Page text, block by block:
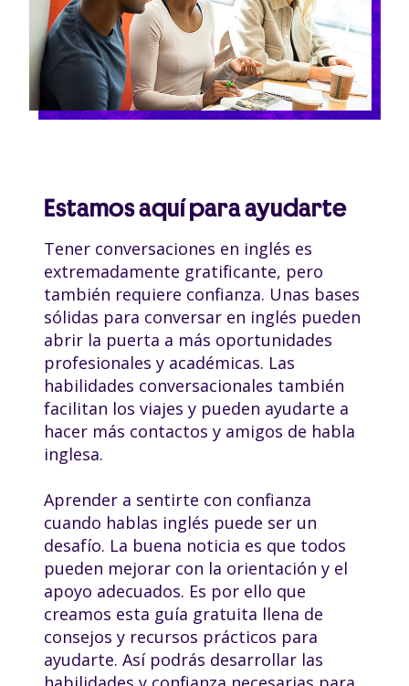
Estamos aquí para ayudarte
Tener conversaciones en inglés es
extremadamente gratificante, pero
también requiere confianza. Unas bases
sólidas para conversar en inglés pueden
abrir la puerta a más oportunidades
profesionales y académicas. Las
habilidades conversacionales también
facilitan los viajes y pueden ayudarte a
hacer más contactos y amigos de habla
inglesa.
Aprender a sentirte con confianza
cuando hablas inglés puede ser un
desafío. La buena noticia es que todos
pueden mejorar con la orientación y el
apoyo adecuados. Es por ello que
creamos esta guía gratuita llena de
consejos y recursos prácticos para
ayudarte. Así podrás desarrollar las